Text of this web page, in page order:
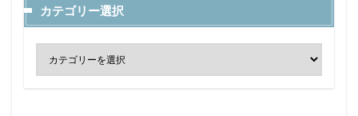
カテゴリー選択